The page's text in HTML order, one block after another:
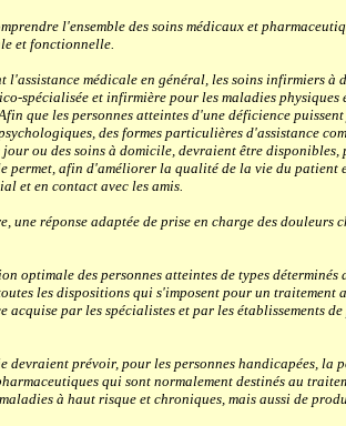
l'ensemble des soins médicaux et
et fonctionnelle.
médicale en général, les soins infirmiers à
spécialisée et infirmière pour les maladies physiques
que les personnes atteintes d'une déficience
des formes particulières d'assistance
ou des soins à domicile, devraient être disponibles,
permet, afin d'améliorer la qualité de la vie du patient
et en contact avec les amis.
réponse adaptée de prise en charge des douleurs
des personnes atteintes de types déterminés
les dispositions qui s'imposent pour un traitement
par les spécialistes et par les établissements de
prévoir, pour les personnes handicapées, la
qui sont normalement destinés au
à haut risque et chroniques, mais aussi de